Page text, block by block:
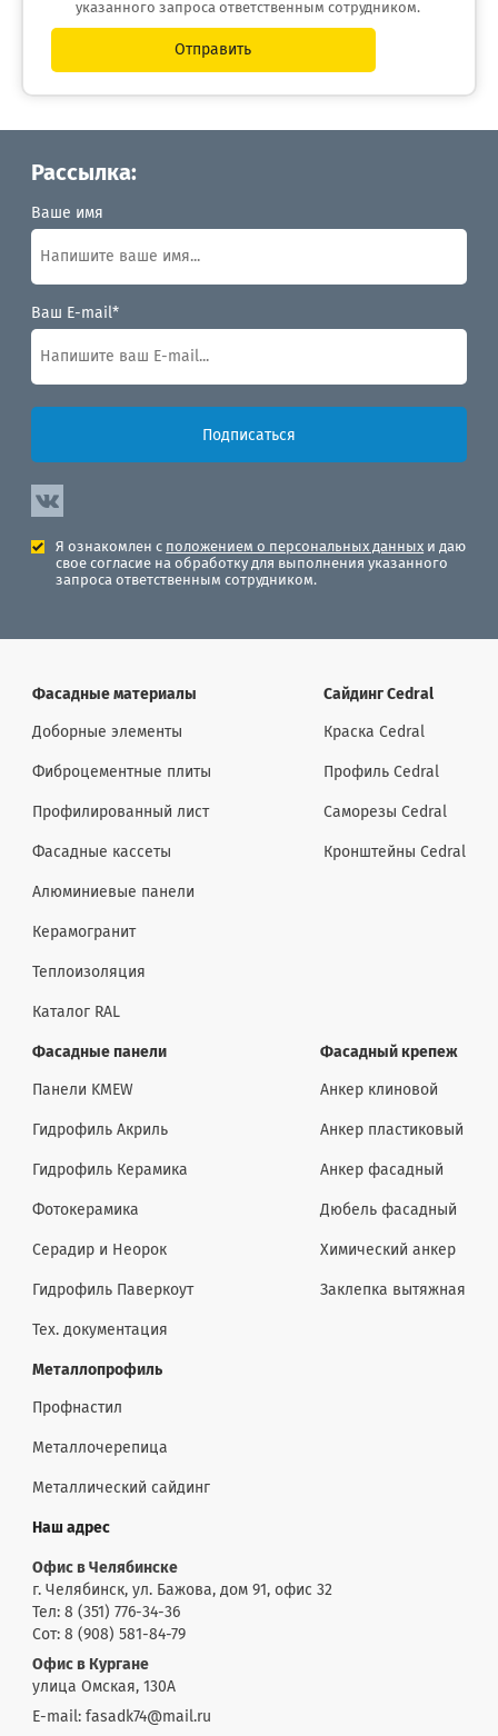
указанного запроса ответственным сотрудником.
Отправить
Рассылка:
Ваше имя
Ваш E-mail*
Подписаться
Я ознакомлен с положением о персональных данных и даю
свое согласие на обработку для выполнения указанного
запроса ответственным сотрудником.
Фасадные материалы
Доборные элементы
Фиброцементные плиты
Профилированный лист
Фасадные кассеты
Алюминиевые панели
Керамогранит
Теплоизоляция
Каталог RAL
Сайдинг Cedral
Краска Cedral
Профиль Cedral
Саморезы Cedral
Кронштейны Cedral
Фасадные панели
Панели KMEW
Гидрофиль Акриль
Гидрофиль Керамика
Фотокерамика
Серадир и Неорок
Гидрофиль Паверкоут
Тех. документация
Фасадный крепеж
Анкер клиновой
Анкер пластиковый
Анкер фасадный
Дюбель фасадный
Химический анкер
Заклепка вытяжная
Металлопрофиль
Профнастил
Металлочерепица
Металлический сайдинг
Наш адрес
Офис в Челябинске
г. Челябинск, ул. Бажова, дом 91, офис 32
Тел: 8 (351) 776-34-36
Сот: 8 (908) 581-84-79
Офис в Кургане
улица Омская, 130А
E-mail: fasadk74@mail.ru